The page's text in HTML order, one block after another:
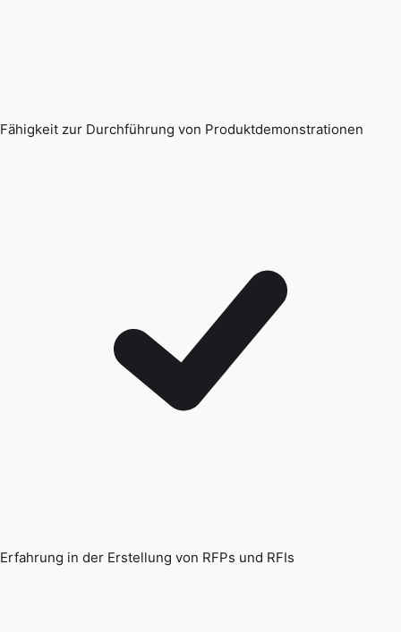
Fähigkeit zur Durchführung von Produktdemonstrationen
Erfahrung in der Erstellung von RFPs und RFIs